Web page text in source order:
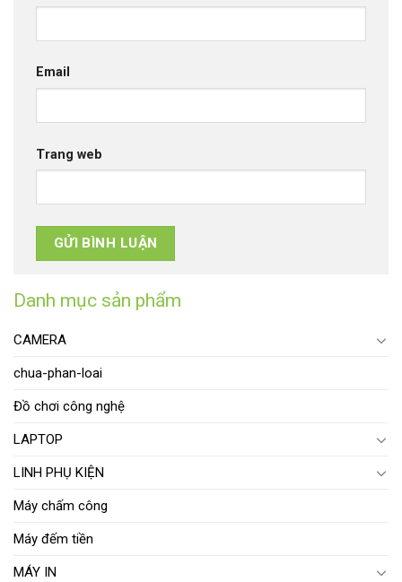
Danh mục sản phẩm
CAMERA
chua-phan-loai
Đồ chơi công nghệ
LAPTOP
LINH PHỤ KIỆN
Máy chấm công
Máy đếm tiền
MÁY IN
Email
Trang web